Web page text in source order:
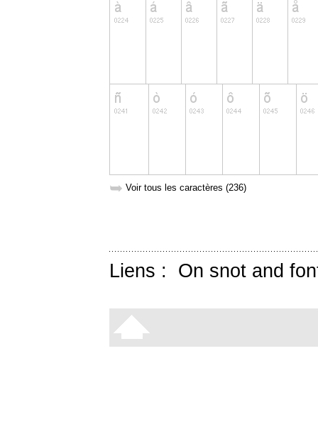
➥ Voir tous les caractères (236)
Liens : On snot and